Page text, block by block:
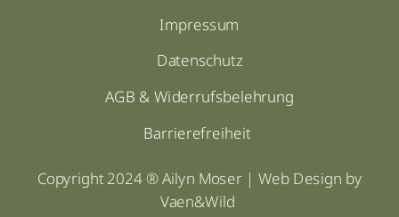
Copyright 2024 ® Ailyn Moser | Web Design by
Vaen&Wild
Impressum
Datenschutz
AGB & Widerrufsbelehrung
Barrierefreiheit